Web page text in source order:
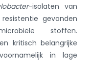
-isolaten van
gevonden
stoffen.
kritisch belangrijke
in lage